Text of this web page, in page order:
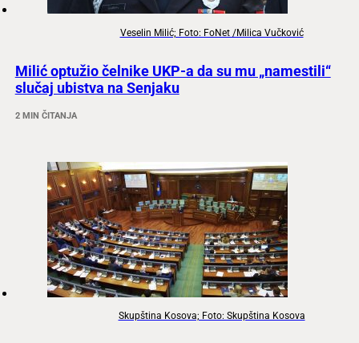
Veselin Milić; Foto: FoNet /Milica Vučković
Milić optužio čelnike UKP-a da su mu „namestili“
slučaj ubistva na Senjaku
2 MIN ČITANJA
Skupština Kosova; Foto: Skupština Kosova